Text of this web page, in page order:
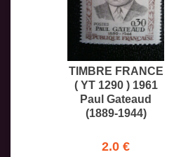
TIMBRE FRANCE
( YT 1290 ) 1961
Paul Gateaud
(1889-1944)
2.0 €